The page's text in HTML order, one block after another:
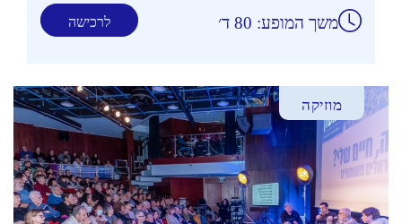
לרכישה משך המופע: 80 ד׳
מוזיקה